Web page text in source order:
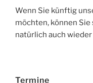
Wenn Sie künftig
möchten, können Sie
natürlich auch wieder
Termine